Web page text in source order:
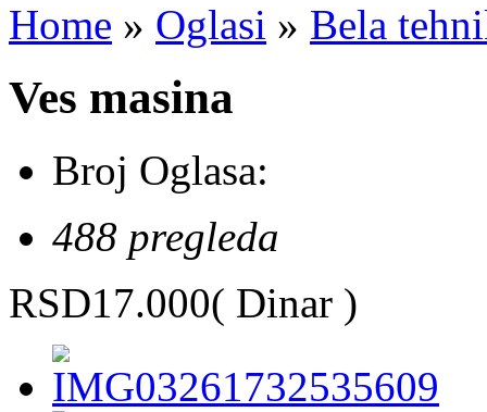
Home » Oglasi » Bela
Ves masina
Broj Oglasa:
488 pregleda
RSD17.000( Dinar )